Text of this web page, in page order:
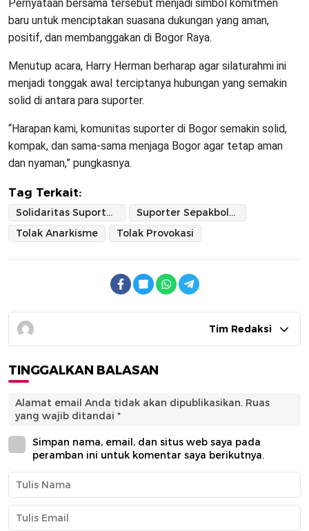
Pernyataan bersama tersebut menjadi simbol komitmen
baru untuk menciptakan suasana dukungan yang aman,
positif, dan membanggakan di Bogor Raya.
Menutup acara, Harry Herman berharap agar silaturahmi ini
menjadi tonggak awal terciptanya hubungan yang semakin
solid di antara para suporter.
“Harapan kami, komunitas suporter di Bogor semakin solid,
kompak, dan sama-sama menjaga Bogor agar tetap aman
dan nyaman,” pungkasnya.
Tag Terkait:
Solidaritas Suporter Bola Bogor
Suporter Sepakbola Klub Bogor Raya
Tolak Anarkisme
Tolak Provokasi
Tim Redaksi
TINGGALKAN BALASAN
Alamat email Anda tidak akan dipublikasikan. Ruas
yang wajib ditandai *
Simpan nama, email, dan situs web saya pada
peramban ini untuk komentar saya berikutnya.